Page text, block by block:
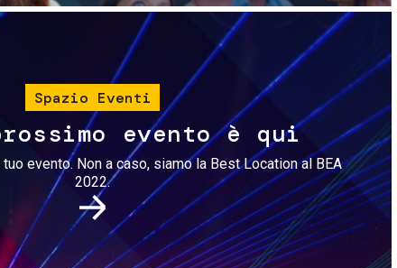
Immagine
Spazio Eventi
evento è qui
evento. Non a caso, siamo la Best Location al BEA
2022.